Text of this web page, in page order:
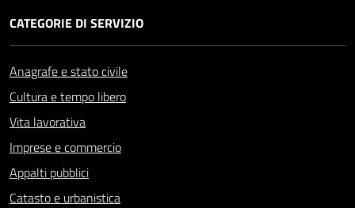
CATEGORIE DI SERVIZIO
Anagrafe e stato civile
Cultura e tempo libero
Vita lavorativa
Imprese e commercio
Appalti pubblici
Catasto e urbanistica